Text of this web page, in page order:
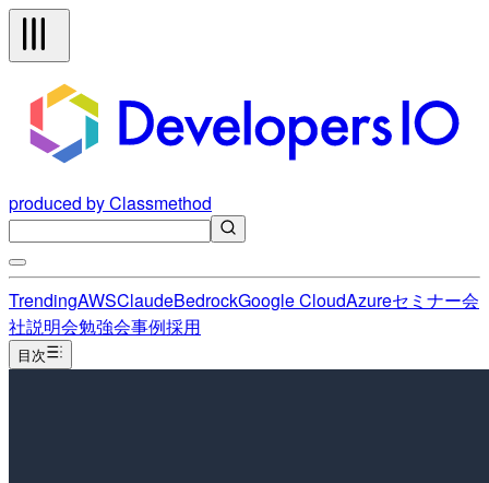
produced by Classmethod
TrendingAWSClaudeBedrockGoogle CloudAzureセミナー会
社説明会勉強会事例採用
目次